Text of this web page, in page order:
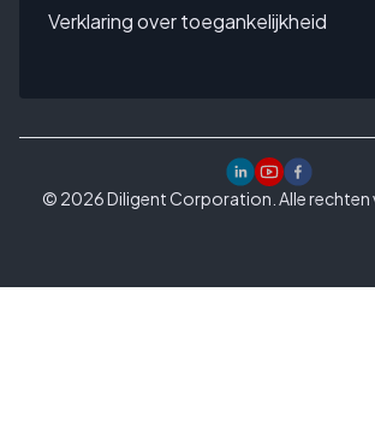
Verklaring over toegankelijkheid
© 2026Diligent Corporation. Alle rechten